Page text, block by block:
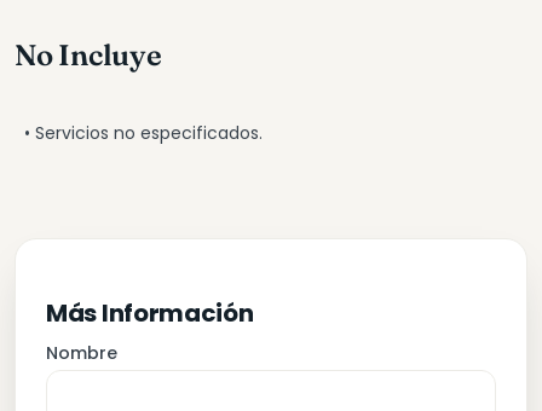
No Incluye
• Servicios no especificados.
Más Información
Nombre